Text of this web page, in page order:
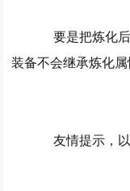
要是把炼化后
装备不会继承炼化属
友情提示，以